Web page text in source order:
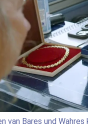
van Bares und